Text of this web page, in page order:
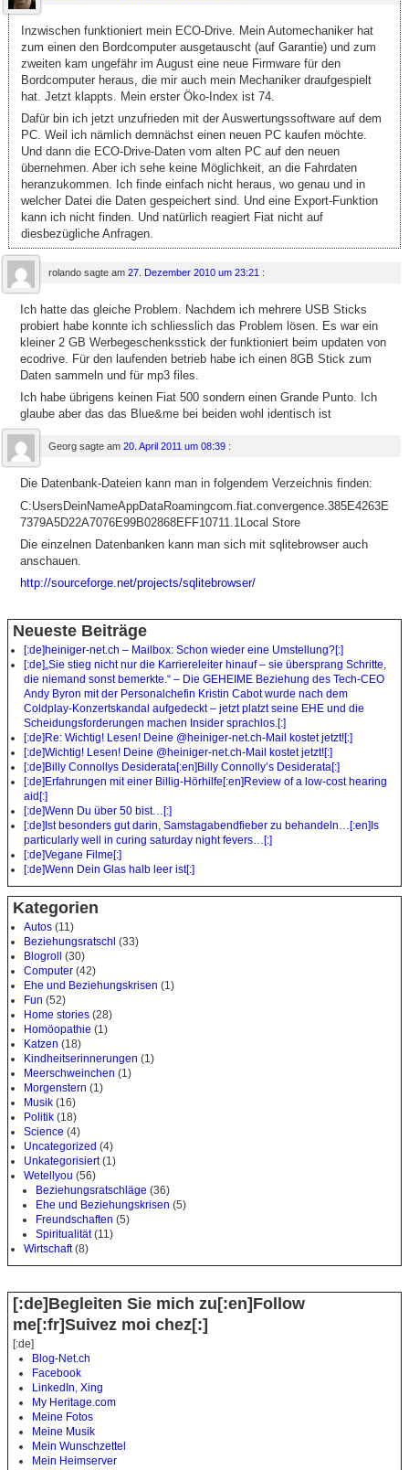
Inzwischen funktioniert mein ECO-Drive. Mein Automechaniker hat
zum einen den Bordcomputer ausgetauscht (auf Garantie) und zum
zweiten kam ungefähr im August eine neue Firmware für den
Bordcomputer heraus, die mir auch mein Mechaniker draufgespielt
hat. Jetzt klappts. Mein erster Öko-Index ist 74.
Dafür bin ich jetzt unzufrieden mit der Auswertungssoftware auf dem
PC. Weil ich nämlich demnächst einen neuen PC kaufen möchte.
Und dann die ECO-Drive-Daten vom alten PC auf den neuen
übernehmen. Aber ich sehe keine Möglichkeit, an die Fahrdaten
heranzukommen. Ich finde einfach nicht heraus, wo genau und in
welcher Datei die Daten gespeichert sind. Und eine Export-Funktion
kann ich nicht finden. Und natürlich reagiert Fiat nicht auf
diesbezügliche Anfragen.
rolandosagte am 27. Dezember 2010 um 23:21 :
Ich hatte das gleiche Problem. Nachdem ich mehrere USB Sticks
probiert habe konnte ich schliesslich das Problem lösen. Es war ein
kleiner 2 GB Werbegeschenksstick der funktioniert beim updaten von
ecodrive. Für den laufenden betrieb habe ich einen 8GB Stick zum
Daten sammeln und für mp3 files.
Ich habe übrigens keinen Fiat 500 sondern einen Grande Punto. Ich
glaube aber das das Blue&me bei beiden wohl identisch ist
Georgsagte am 20. April 2011 um 08:39 :
Die Datenbank-Dateien kann man in folgendem Verzeichnis finden:
C:UsersDeinNameAppDataRoamingcom.fiat.convergence.385E4263E
7379A5D22A7076E99B02868EFF10711.1Local Store
Die einzelnen Datenbanken kann man sich mit sqlitebrowser auch
anschauen.
http://sourceforge.net/projects/sqlitebrowser/
Neueste Beiträge
[:de]heiniger-net.ch – Mailbox: Schon wieder eine Umstellung?[:]
[:de]„Sie stieg nicht nur die Karriereleiter hinauf – sie übersprang Schritte,
die niemand sonst bemerkte.“ – Die GEHEIME Beziehung des Tech-CEO
Andy Byron mit der Personalchefin Kristin Cabot wurde nach dem
Coldplay-Konzertskandal aufgedeckt – jetzt platzt seine EHE und die
Scheidungsforderungen machen Insider sprachlos.[:]
[:de]Re: Wichtig! Lesen! Deine @heiniger-net.ch-Mail kostet jetzt![:]
[:de]Wichtig! Lesen! Deine @heiniger-net.ch-Mail kostet jetzt![:]
[:de]Billy Connollys Desiderata[:en]Billy Connolly’s Desiderata[:]
[:de]Erfahrungen mit einer Billig-Hörhilfe[:en]Review of a low-cost hearing
aid[:]
[:de]Wenn Du über 50 bist…[:]
[:de]Ist besonders gut darin, Samstagabendfieber zu behandeln…[:en]Is
particularly well in curing saturday night fevers…[:]
[:de]Vegane Filme[:]
[:de]Wenn Dein Glas halb leer ist[:]
Kategorien
Autos (11)
Beziehungsratschl (33)
Blogroll
(30)
Computer (42)
Ehe und Beziehungskrisen (1)
Fun (52)
Home stories (28)
Homöopathie (1)
Katzen (18)
Kindheitserinnerungen (1)
Meerschweinchen (1)
Morgenstern (1)
Musik (16)
Politik (18)
Science (4)
Uncategorized (4)
Unkategorisiert(1)
Wetellyou (56)
Beziehungsratschläge (36)
Ehe und Beziehungskrisen (5)
Freundschaften (5)
Spiritualität(11)
Wirtschaft(8)
[:de]Begleiten Sie mich zu[:en]Follow
me[:fr]Suivez moi chez[:]
[:de]
Blog-Net.ch
Facebook
LinkedIn,Xing
My Heritage.com
Meine Fotos
Meine Musik
Mein Wunschzettel
Mein Heimserver